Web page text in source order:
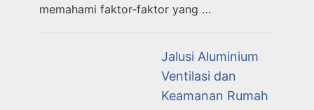
memahami faktor-faktor yang …
Jalusi Aluminium
Ventilasi dan
Keamanan Rumah